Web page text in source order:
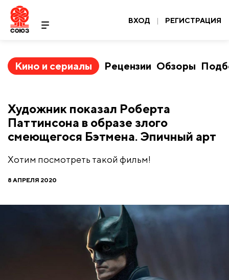
ВХОД | РЕГИСТРАЦИЯ
Кино и сериалы Рецензии Обзоры
Художник показал Роберта
Паттинсона в образе злого
смеющегося Бэтмена. Эпичный арт
Хотим посмотреть такой фильм!
8 АПРЕЛЯ 2020